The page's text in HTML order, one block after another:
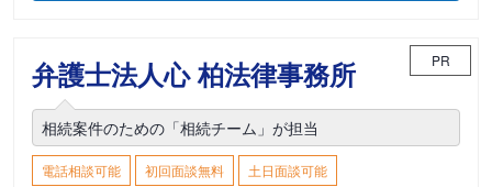
弁護士法人心 柏法律事務所 PR
相続案件のための「相続チーム」が担当
電話相談可能 初回面談無料
土日面談可能